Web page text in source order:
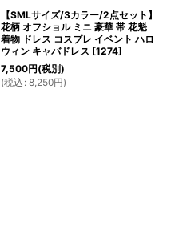
【SMLサイズ/3カラー/2点セット】
花柄 オフショル ミニ 豪華 帯 花魁
着物 ドレス コスプレ イベント ハロ
ウィン キャバドレス [1274]
7,500円(税別)
(税込 : 8,250円)